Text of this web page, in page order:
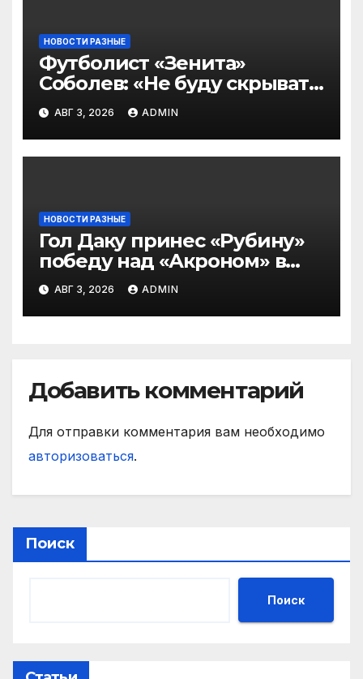
НОВОСТИ РАЗНЫЕ
Футболист «Зенита»
Соболев: «Не буду скрывать
— в Оренбурге всегда
тяжело играть»
АВГ 3, 2026 ADMIN
НОВОСТИ РАЗНЫЕ
Гол Даку принес «Рубину»
победу над «Акроном» в
матче РПЛ
АВГ 3, 2026 ADMIN
Добавить комментарий
Для отправки комментария вам необходимо
авторизоваться.
Поиск
Поиск